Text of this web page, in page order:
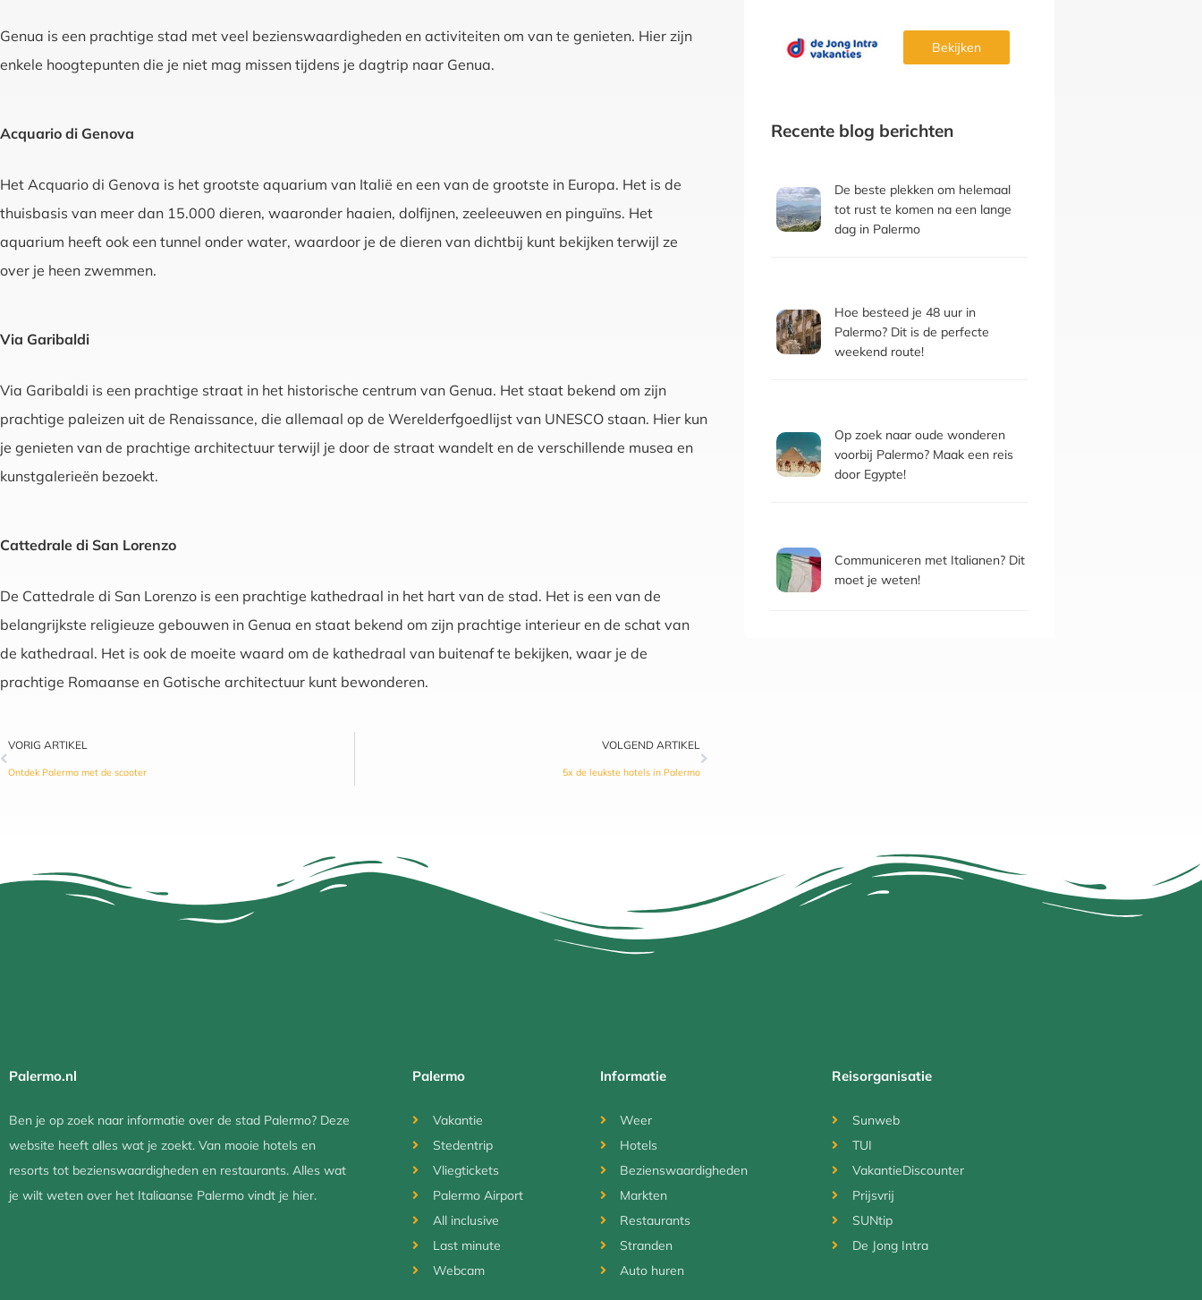
Genua is een prachtige stad met veel bezienswaardigheden en activiteiten om van te genieten. Hier zijn
enkele hoogtepunten die je niet mag missen tijdens je dagtrip naar Genua.
Acquario di Genova
Het Acquario di Genova is het grootste aquarium van Italië en een van de grootste in Europa. Het is de
thuisbasis van meer dan 15.000 dieren, waaronder haaien, dolfijnen, zeeleeuwen en pinguïns. Het
aquarium heeft ook een tunnel onder water, waardoor je de dieren van dichtbij kunt bekijken terwijl ze
over je heen zwemmen.
Via Garibaldi
Via Garibaldi is een prachtige straat in het historische centrum van Genua. Het staat bekend om zijn
prachtige paleizen uit de Renaissance, die allemaal op de Werelderfgoedlijst van UNESCO staan. Hier kun
je genieten van de prachtige architectuur terwijl je door de straat wandelt en de verschillende musea en
kunstgalerieën bezoekt.
Cattedrale di San Lorenzo
De Cattedrale di San Lorenzo is een prachtige kathedraal in het hart van de stad. Het is een van de
belangrijkste religieuze gebouwen in Genua en staat bekend om zijn prachtige interieur en de schat van
de kathedraal. Het is ook de moeite waard om de kathedraal van buitenaf te bekijken, waar je de
prachtige Romaanse en Gotische architectuur kunt bewonderen.
VORIG ARTIKEL
Ontdek Palermo met de scooter
VOLGEND ARTIKEL
5x de leukste hotels in Palermo
Bekijken
Recente blog berichten
De beste plekken om helemaal
tot rust te komen na een lange
dag in Palermo
Hoe besteed je 48 uur in
Palermo? Dit is de perfecte
weekend route!
Op zoek naar oude wonderen
voorbij Palermo? Maak een reis
door Egypte!
Communiceren met Italianen? Dit
moet je weten!
Palermo.nl
Ben je op zoek naar informatie over de stad Palermo? Deze
website heeft alles wat je zoekt. Van mooie hotels en
resorts tot bezienswaardigheden en restaurants. Alles wat
je wilt weten over het Italiaanse Palermo vindt je hier.
Palermo
Vakantie
Stedentrip
Vliegtickets
Palermo Airport
All inclusive
Last minute
Webcam
Informatie
Weer
Hotels
Bezienswaardigheden
Markten
Restaurants
Stranden
Auto huren
Reisorganisatie
Sunweb
TUI
VakantieDiscounter
Prijsvrij
SUNtip
De Jong Intra